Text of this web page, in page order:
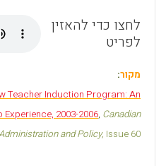
לחצו כדי להאזין
לפריט
מקור:
Teacher Induction Program: An
2003-2006, Canadian
and Policy, Issue 60